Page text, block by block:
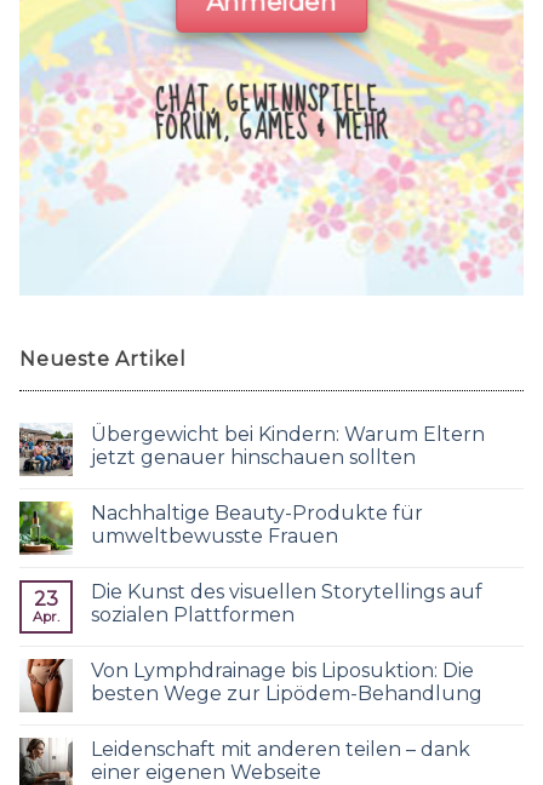
CHAT, GEWINNSPIELE,
FORUM, GAMES & MEHR
Neueste Artikel
Übergewicht bei Kindern: Warum Eltern
jetzt genauer hinschauen sollten
Nachhaltige Beauty-Produkte für
umweltbewusste Frauen
23
Apr.
Die Kunst des visuellen Storytellings auf
sozialen Plattformen
Von Lymphdrainage bis Liposuktion: Die
besten Wege zur Lipödem-Behandlung
Leidenschaft mit anderen teilen – dank
einer eigenen Webseite